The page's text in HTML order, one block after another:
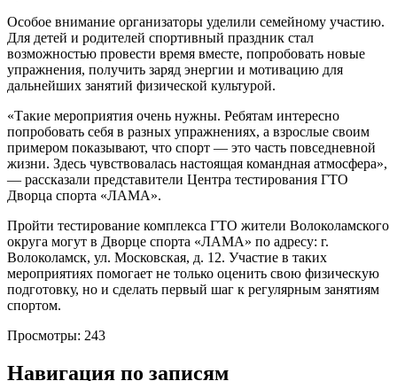
Особое внимание организаторы уделили семейному участию.
Для детей и родителей спортивный праздник стал
возможностью провести время вместе, попробовать новые
упражнения, получить заряд энергии и мотивацию для
дальнейших занятий физической культурой.
«Такие мероприятия очень нужны. Ребятам интересно
попробовать себя в разных упражнениях, а взрослые своим
примером показывают, что спорт — это часть повседневной
жизни. Здесь чувствовалась настоящая командная атмосфера»,
— рассказали представители Центра тестирования ГТО
Дворца спорта «ЛАМА».
Пройти тестирование комплекса ГТО жители Волоколамского
округа могут в Дворце спорта «ЛАМА» по адресу: г.
Волоколамск, ул. Московская, д. 12. Участие в таких
мероприятиях помогает не только оценить свою физическую
подготовку, но и сделать первый шаг к регулярным занятиям
спортом.
Просмотры: 243
Навигация по записям